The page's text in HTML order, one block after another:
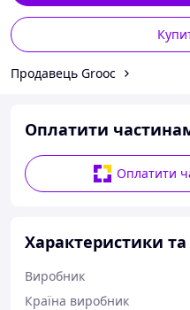
Продавець Grooc
Оплатити
Оплатити
Характеристики
Виробник
Країна виробник